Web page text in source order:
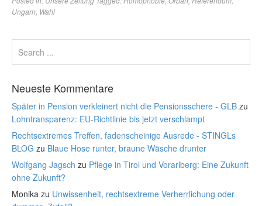
Ungarn Wahl
Neueste Kommentare
Später in Pension verkleinert nicht die Pensionsschere - GLB zu
Lohntransparenz: EU-Richtlinie bis jetzt verschlampt
Rechtsextremes Treffen, fadenscheinige Ausrede - STINGLs
BLOG zu Blaue Hose runter, braune Wäsche drunter
Wolfgang Jagsch zu Pflege in Tirol und Vorarlberg: Eine Zukunft
ohne Zukunft?
Monika zu Unwissenheit, rechtsextreme Verherrlichung oder